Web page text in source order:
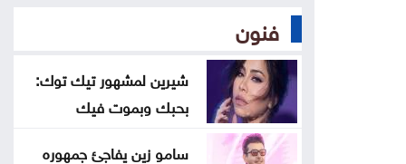
فنون
شيرين لمشهور تيك توك:
بحبك وبموت فيك
سامو زين يفاجئ جمهوره